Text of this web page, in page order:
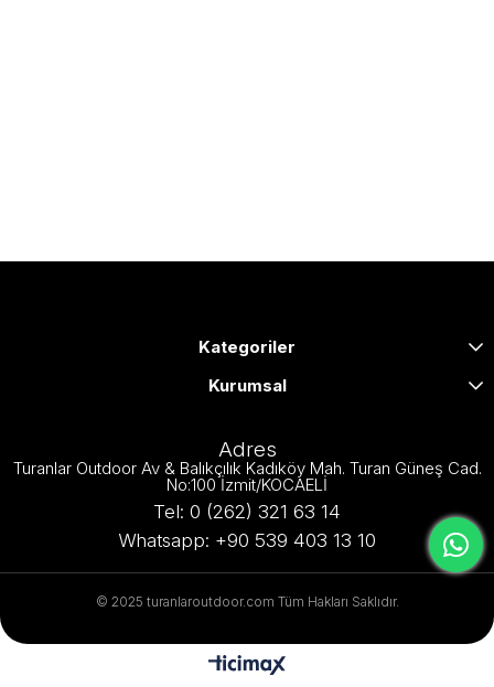
Kategoriler
Kurumsal
Adres
Turanlar Outdoor Av & Balıkçılık Kadıköy Mah. Turan Güneş Cad.
No:100 İzmit/KOCAELİ
Tel: 0 (262) 321 63 14
Whatsapp: +90 539 403 13 10
© 2025 turanlaroutdoor.com Tüm Hakları Saklıdır.